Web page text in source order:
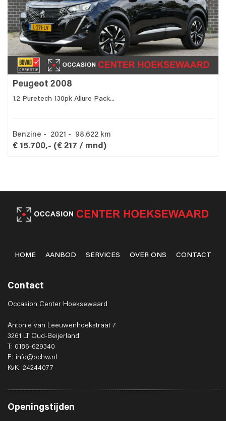
Peugeot 2008
1.2 Puretech 130pk Allure Pack...
Benzine - 2021 - 98.622 km
€ 15.700,- (€ 217 / mnd)
HOME AANBOD SERVICES OVER ONS CONTACT
Contact
Occasion Center Hoeksewaard
Antonie van Leeuwenhoekstraat 7
3261 LT Oud-Beijerland
T: 0186-629340
E: info@ochw.nl
KvK: 24244077
Openingstijden